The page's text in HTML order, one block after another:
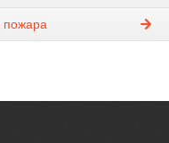
пожара